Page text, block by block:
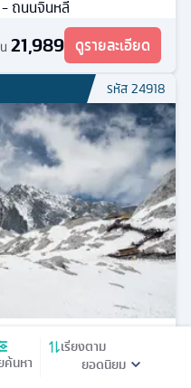
นหา
เรียงตาม
ถนนจินหลี่
21,989 ดูรายละเอียด
รหัส24918